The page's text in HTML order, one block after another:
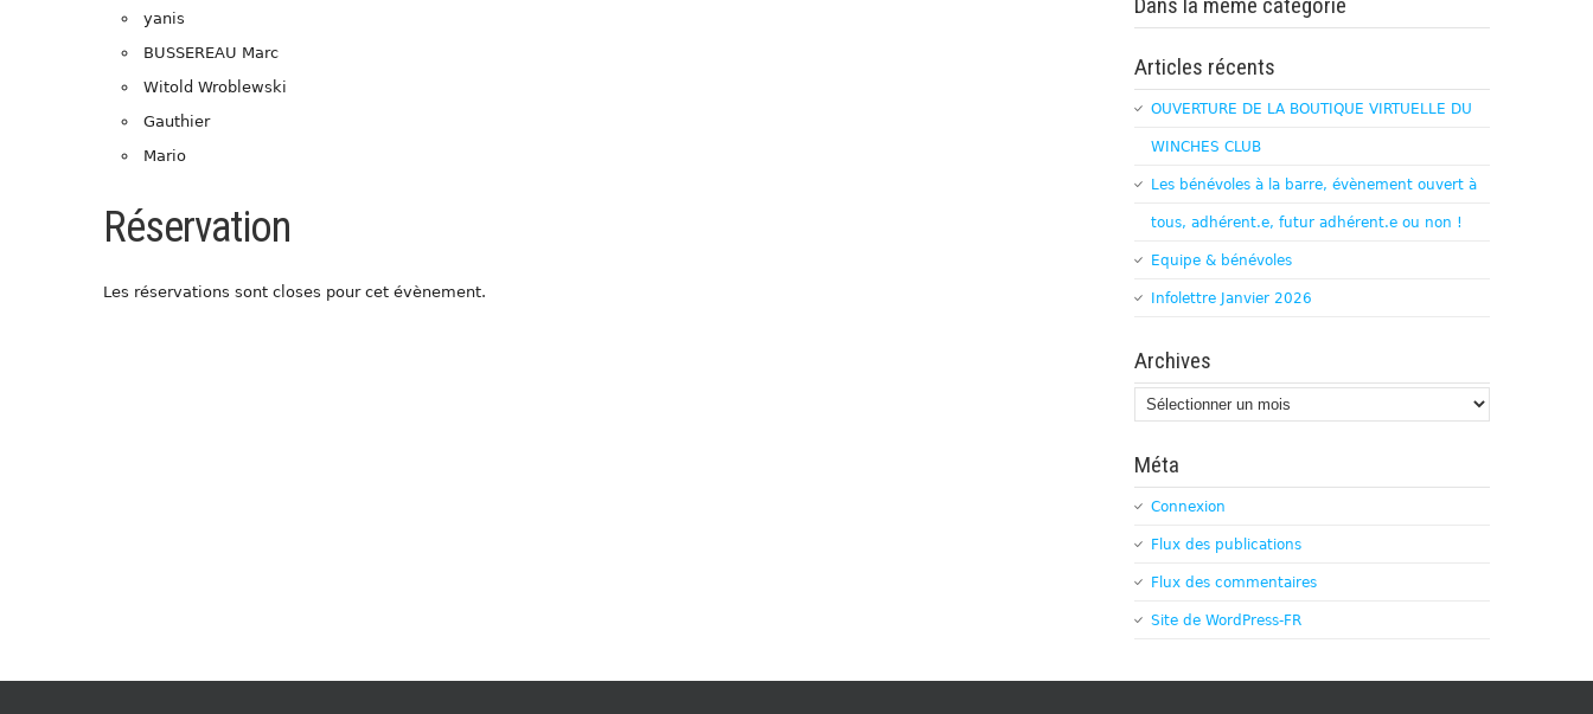
yanis
BUSSEREAU Marc
Witold Wroblewski
Gauthier
Mario
Réservation
Les réservations sont closes pour cet évènement.
Articles récents
OUVERTURE DE LA BOUTIQUE VIRTUELLE DU
WINCHES CLUB
Les bénévoles à la barre, évènement ouvert à
tous, adhérent.e, futur adhérent.e ou non !
Equipe & bénévoles
Infolettre Janvier 2026
Archives
Archives
Méta
Connexion
Flux des publications
Flux des commentaires
Site de WordPress-FR